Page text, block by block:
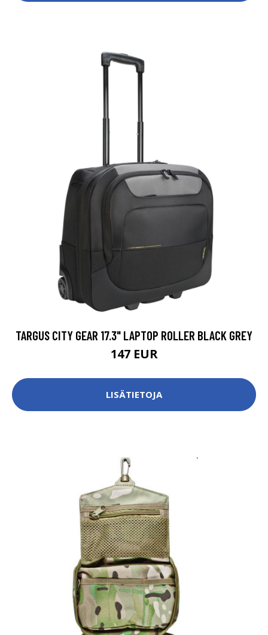
TARGUS CITY GEAR 17.3" LAPTOP ROLLER BLACK GREY
147 EUR
LISÄTIETOJA